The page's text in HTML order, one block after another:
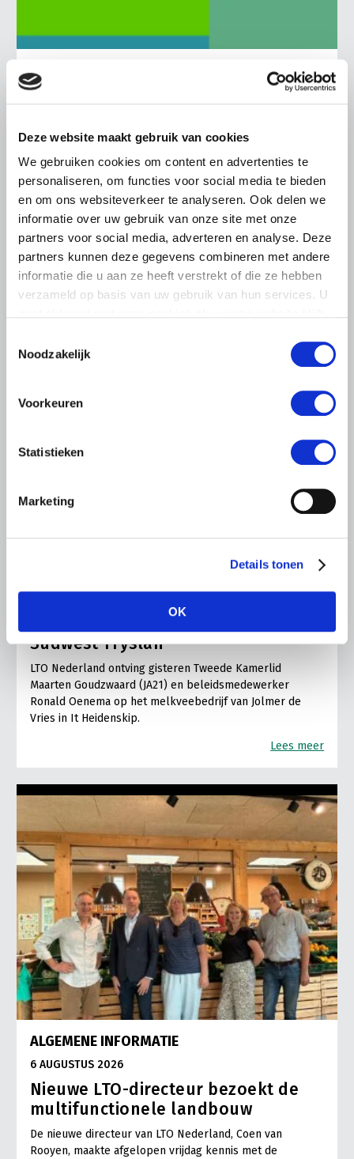
Deze website maakt gebruik van cookies
We gebruiken cookies om content en advertenties te
personaliseren, om functies voor social media te bieden
en om ons websiteverkeer te analyseren. Ook delen we
informatie over uw gebruik van onze site met onze
partners voor social media, adverteren en analyse. Deze
partners kunnen deze gegevens combineren met andere
informatie die u aan ze heeft verstrekt of die ze hebben
verzameld op basis van uw gebruik van hun services. U
Noodzakelijk
Voorkeuren
Statistieken
Marketing
Details tonen
OK
BELANGRIJKE INFORMATIE
6 AUGUSTUS 2026
dreigende onteigening
pluimveehouders
ZLTO, LLTB, LTO Noord en LTO Nederland roepen hun
leden op om op vrijdagochtend 14 augustus massaal naar
het voorplein van het provinciehuis in Den Bosch te
komen…
Lees meer
Kamerlid Goudzwaard (JA21)
bezoekt melkveehouderij in
Súdwest-Fryslân
LTO Nederland ontving gisteren Tweede Kamerlid
Maarten Goudzwaard (JA21) en beleidsmedewerker
Ronald Oenema op het melkveebedrijf van Jolmer de
Vries in It Heidenskip.
Lees meer
ALGEMENE INFORMATIE
6 AUGUSTUS 2026
Nieuwe LTO-directeur bezoekt de
multifunctionele landbouw
De nieuwe directeur van LTO Nederland, Coen van
Rooyen, maakte afgelopen vrijdag kennis met de